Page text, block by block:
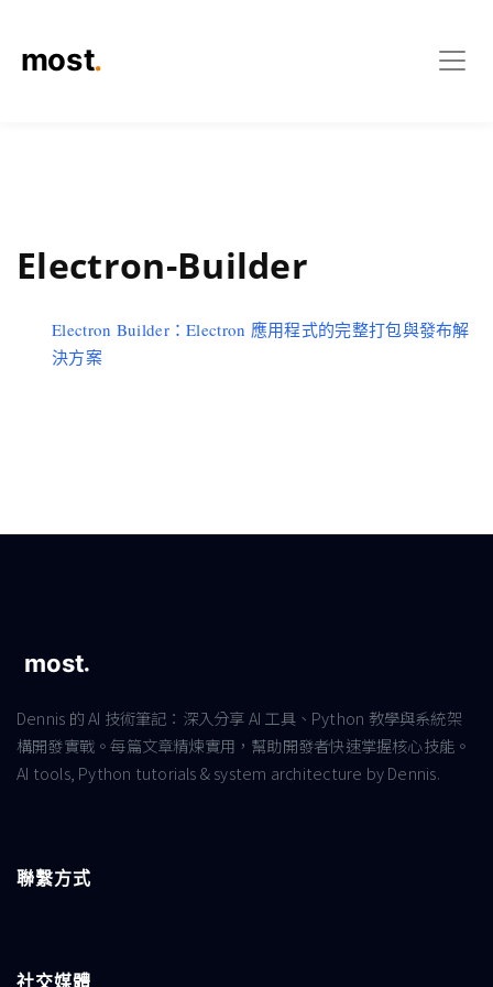
Electron-Builder
Electron Builder：Electron 應用程式的完整打包與發布解
決方案
Dennis 的 AI 技術筆記：深入分享 AI 工具、Python 教學與系統架
構開發實戰。每篇文章精煉實用，幫助開發者快速掌握核心技能。
AI tools, Python tutorials & system architecture by Dennis.
聯繫方式
社交媒體